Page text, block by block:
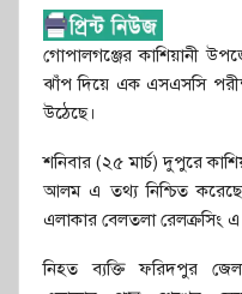
গোপালগঞ্জের কাশিয়ানী
ঝাঁপ দিয়ে এক এসএসসি
উঠেছে।
শনিবার (২৫ মার্চ) দুপুরে
আলম এ তথ্য নিশ্চিত
এলাকার বেলতলা রেলক্রসিং
নিহত ব্যক্তি ফরিদপুর